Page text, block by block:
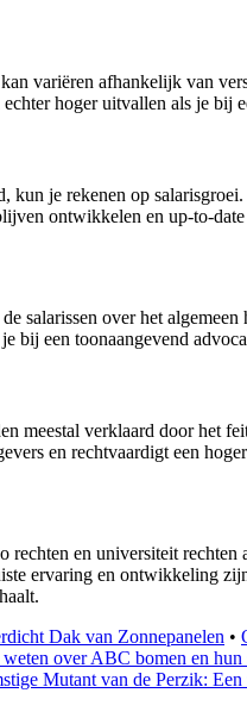
variëren afhankelijk van
hoger uitvallen als je bij
je rekenen op
ontwikkelen en up-to-
salarissen over het
bij een toonaangevend
meestal verklaard door het
en rechtvaardigt een
en universiteit
ervaring en ontwikkeling
Dak van Zonnepanelen •
over ABC bomen en hun
Mutant van de Perzik: Een